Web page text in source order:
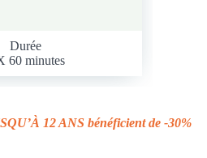
Durée
60 minutes
12 ANS bénéficient de -30%